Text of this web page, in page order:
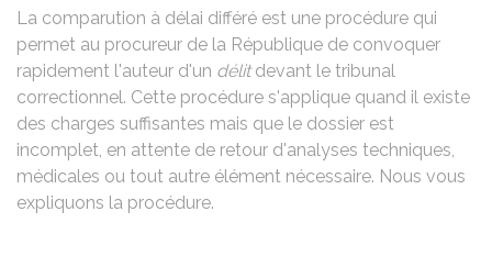
La comparution à délai différé est une procédure qui
permet au procureur de la République de convoquer
rapidement l'auteur d'un délitdevant le tribunal
correctionnel. Cette procédure s'applique quand il existe
des charges suffisantes mais que le dossier est
incomplet, en attente de retour d'analyses techniques,
médicales ou tout autre élément nécessaire. Nous vous
expliquons la procédure.